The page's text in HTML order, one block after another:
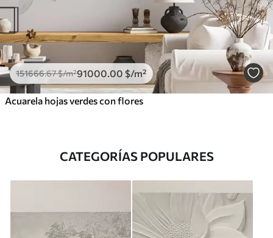
151666.67$/m²91000 .00 $/m²
Acuarela hojas verdes con flores
CATEGORÍAS POPULARES